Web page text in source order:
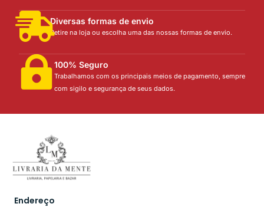
Diversas formas de envio
Retire na loja ou escolha uma das nossas formas de envio.
100% Seguro
Trabalhamos com os principais meios de pagamento, sempre
com sigilo e segurança de seus dados.
Endereço